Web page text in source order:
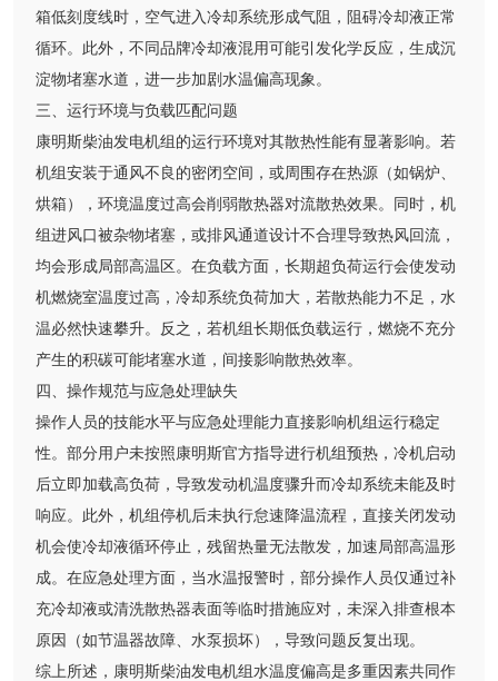
箱低刻度线时，空气进入冷却系统形成气阻，阻碍冷却液正常
循环。此外，不同品牌冷却液混用可能引发化学反应，生成沉
淀物堵塞水道，进一步加剧水温偏高现象。
三、运行环境与负载匹配问题
康明斯柴油发电机组的运行环境对其散热性能有显著影响。若
机组安装于通风不良的密闭空间，或周围存在热源（如锅炉、
烘箱），环境温度过高会削弱散热器对流散热效果。同时，机
组进风口被杂物堵塞，或排风通道设计不合理导致热风回流，
均会形成局部高温区。在负载方面，长期超负荷运行会使发动
机燃烧室温度过高，冷却系统负荷加大，若散热能力不足，水
温必然快速攀升。反之，若机组长期低负载运行，燃烧不充分
产生的积碳可能堵塞水道，间接影响散热效率。
四、操作规范与应急处理缺失
操作人员的技能水平与应急处理能力直接影响机组运行稳定
性。部分用户未按照康明斯官方指导进行机组预热，冷机启动
后立即加载高负荷，导致发动机温度骤升而冷却系统未能及时
响应。此外，机组停机后未执行怠速降温流程，直接关闭发动
机会使冷却液循环停止，残留热量无法散发，加速局部高温形
成。在应急处理方面，当水温报警时，部分操作人员仅通过补
充冷却液或清洗散热器表面等临时措施应对，未深入排查根本
原因（如节温器故障、水泵损坏），导致问题反复出现。
综上所述，康明斯柴油发电机组水温度偏高是多重因素共同作